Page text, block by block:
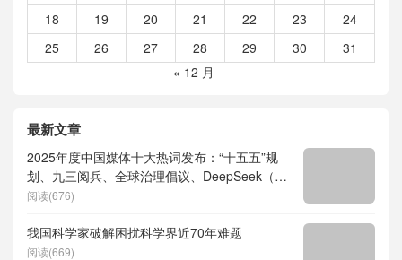
18
19 20 21 22 23
24
25
26 27 28 29 30
31
« 12 月
最新文章
2025年度中国媒体十大热词发布：“十五五”规
划、九三阅兵、全球治理倡议、DeepSeek（深
度求索）、人形机器人、苏超、票根经济、育
阅读(676)
我国科学家破解困扰科学界近70年难题
阅读(669)